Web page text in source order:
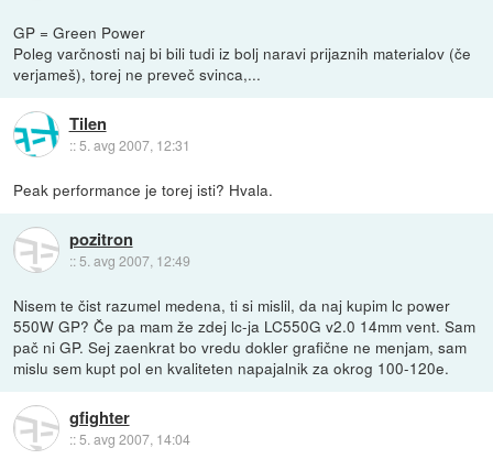
GP = Green Power
Poleg varčnosti naj bi bili tudi iz bolj naravi prijaznih materialov (če
verjameš), torej ne preveč svinca,...
Tilen
::5. avg 2007, 12:31
Peak performance je torej isti? Hvala.
pozitron
:: 5. avg 2007, 12:49
Nisem te čist razumel medena, ti si mislil, da naj kupim lc power
550W GP? Če pa mam že zdej lc-ja LC550G v2.0 14mm vent. Sam
pač ni GP. Sej zaenkrat bo vredu dokler grafične ne menjam, sam
mislu sem kupt pol en kvaliteten napajalnik za okrog 100-120e.
gfighter
::5. avg 2007, 14:04